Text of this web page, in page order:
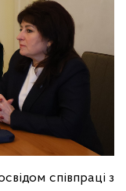
співпраці з